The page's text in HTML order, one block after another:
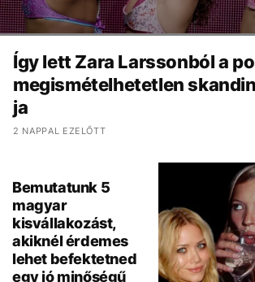
Így lett Zara Larssonból a
megismételhetetlen
ja
2 NAPPAL EZELŐTT